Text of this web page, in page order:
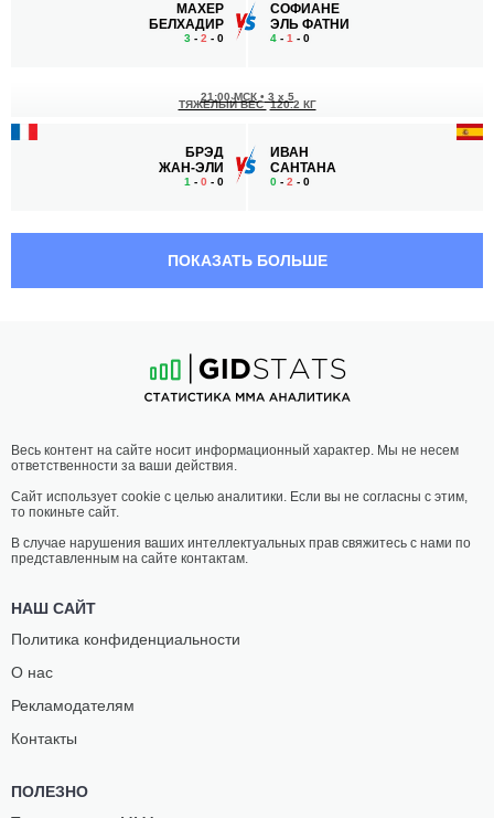
МАХЕР
БЕЛХАДИР
3 - 2 - 0
СОФИАНЕ
ЭЛЬ ФАТНИ
4 - 1 - 0
БРЭД
ЖАН-ЭЛИ
1 - 0 - 0
21:00 МСК • 3 x 5
ТЯЖЕЛЫЙ ВЕС 120.2 КГ
ИВАН
САНТАНА
0 - 2 - 0
НЕББАЧЕ
3-1- 0
20:00 МСК•
НАИЛЕГЧАЙШИЙ ВЕС 56.7 КГ
СКУРКО
ПОКАЗАТЬ БОЛЬШЕ
Весь контент на сайте носит информационный характер. Мы не несем
ответственности за ваши действия.
Сайт использует cookie с целью аналитики. Если вы не согласны с этим,
то покиньте сайт.
В случае нарушения ваших интеллектуальных прав свяжитесь с нами по
представленным на сайте контактам.
НАШ САЙТ
Политика конфиденциальности
О нас
Рекламодателям
Контакты
ПОЛЕЗНО